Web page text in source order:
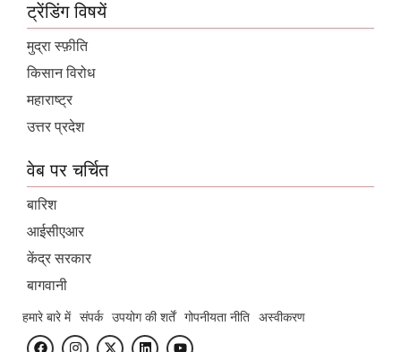
ट्रेंडिंग विषयें
मुद्रा स्फ़ीति
किसान विरोध
महाराष्ट्र
उत्तर प्रदेश
वेब पर चर्चित
बारिश
आईसीएआर
केंद्र सरकार
बागवानी
हमारे बारे में संपर्क उपयोग की शर्तें गोपनीयता नीति अस्वीकरण